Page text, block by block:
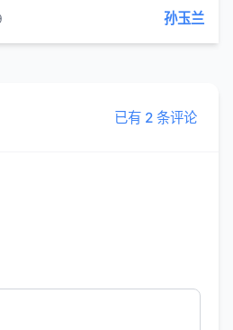
孙玉兰
已有 2 条评论